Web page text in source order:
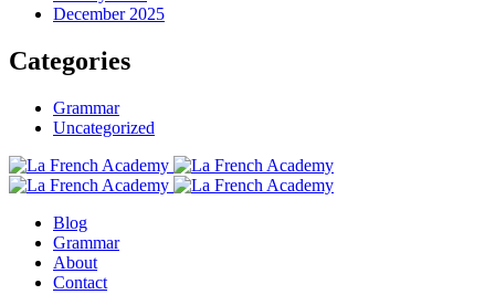
December 2025
Categories
Grammar
Uncategorized
Blog
Grammar
About
Contact